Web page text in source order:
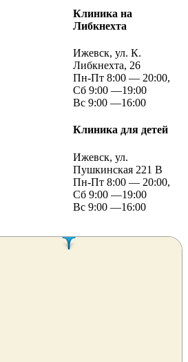
Клиника на
Либкнехта
Ижевск, ул. К.
Либкнехта, 26
Пн-Пт 8:00 — 20:00,
Сб 9:00 —19:00
Вс 9:00 —16:00
Клиника для детей
Ижевск, ул.
Пушкинская 221 В
Пн-Пт 8:00 — 20:00,
Сб 9:00 —19:00
Вс 9:00 —16:00